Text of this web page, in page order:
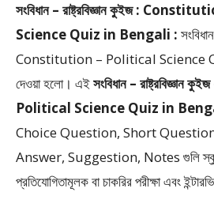
সংবিধান – রাষ্ট্রবিজ্ঞান কুইজ :
Science Quiz in Bengali :
Constitution – Political Science
দেওয়া হলো। এইসংবিধান –
Political Science Quiz in
Choice Question, Short
Answer, Suggestion, Notes গুলি
প্রতিযোগিতামূলক বা চাকরির পরীক্ষা এবং